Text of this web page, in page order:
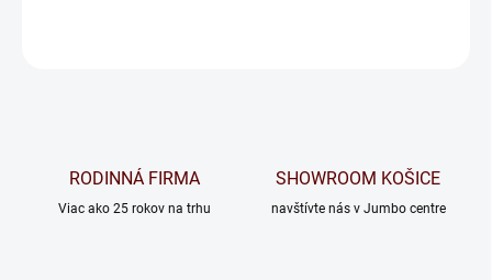
RODINNÁ FIRMA
Viac ako 25 rokov na trhu
SHOWROOM KOŠICE
navštívte nás v Jumbo centre